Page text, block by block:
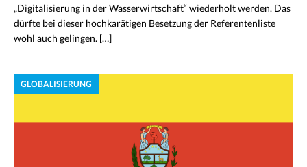
„Digitalisierung in der Wasserwirtschaft“ wiederholt werden. Das
dürfte bei dieser hochkarätigen Besetzung der Referentenliste
wohl auch gelingen. […]
GLOBALISIERUNG